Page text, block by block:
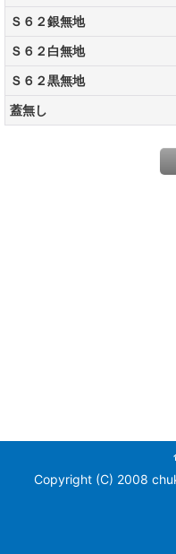
Ｓ６２銀無地
Ｓ６２白無地
Ｓ６２黒無地
蓋無し
Copyright (C) 2008